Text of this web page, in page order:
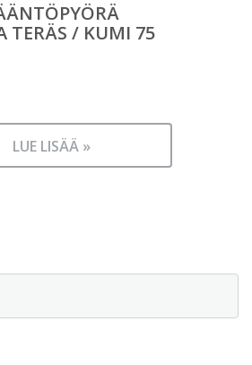
TERÄS / KUMI 75
LUE LISÄÄ »